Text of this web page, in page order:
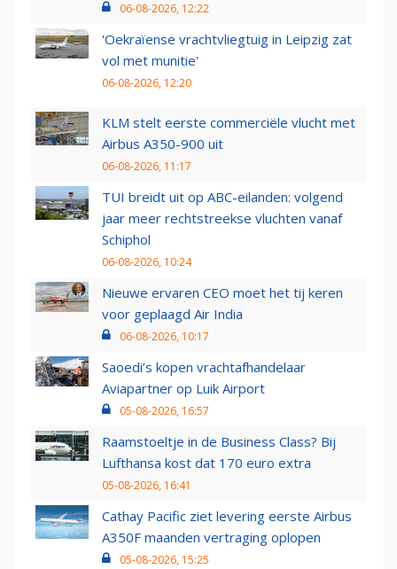
06-08-2026, 12:22
'Oekraïense vrachtvliegtuig in Leipzig zat
vol met munitie'
06-08-2026, 12:20
KLM stelt eerste commerciële vlucht met
Airbus A350-900 uit
06-08-2026, 11:17
TUI breidt uit op ABC-eilanden: volgend
jaar meer rechtstreekse vluchten vanaf
Schiphol
06-08-2026, 10:24
Nieuwe ervaren CEO moet het tij keren
voor geplaagd Air India
06-08-2026, 10:17
Saoedi’s kopen vrachtafhandelaar
Aviapartner op Luik Airport
05-08-2026, 16:57
Raamstoeltje in de Business Class? Bij
Lufthansa kost dat 170 euro extra
05-08-2026, 16:41
Cathay Pacific ziet levering eerste Airbus
A350F maanden vertraging oplopen
05-08-2026, 15:25